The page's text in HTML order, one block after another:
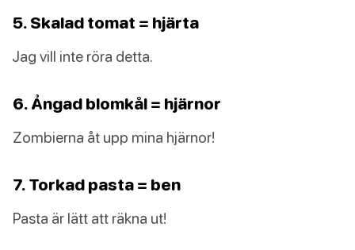
5. Skalad tomat = hjärta
Jag vill inte röra detta.
6. Ångad blomkål = hjärnor
Zombierna åt upp mina hjärnor!
7. Torkad pasta = ben
Pasta är lätt att räkna ut!